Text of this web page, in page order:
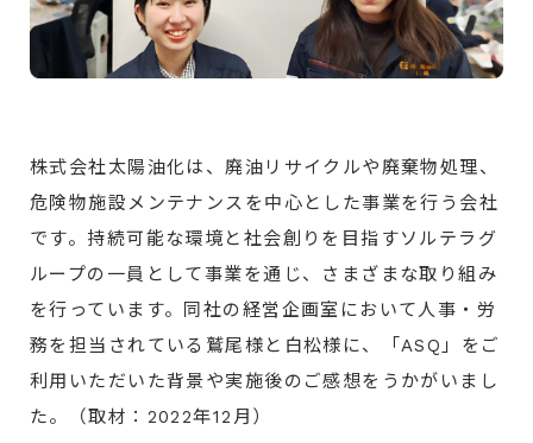
株式会社太陽油化は、廃油リサイクルや廃棄物処理、
危険物施設メンテナンスを中心とした事業を行う会社
です。持続可能な環境と社会創りを目指すソルテラグ
ループの一員として事業を通じ、さまざまな取り組み
を行っています。同社の経営企画室において人事・労
務を担当されている鷲尾様と白松様に、「ASQ」をご
利用いただいた背景や実施後のご感想をうかがいまし
た。（取材：2022年12月）